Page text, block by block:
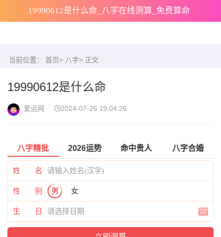
19990612是什么命_八字在线测算_免费算命
当前位置： 首页> 八字> 正文
19990612是什么命
爱运网 2024-07-26 19:04:26
八字精批 2026运势 命中贵人 八字合婚
姓 名
性 别 男 女
生 日